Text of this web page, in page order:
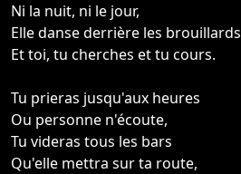
Ni la nuit, ni le jour,
Elle danse derrière les brouillards
Et toi, tu cherches et tu cours.
Tu prieras jusqu'aux heures
Ou personne n'écoute,
Tu videras tous les bars
Qu'elle mettra sur ta route,